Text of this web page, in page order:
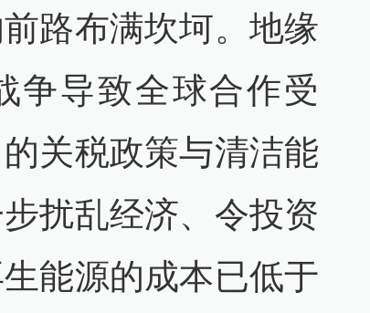
路布满坎坷。地缘
争导致全球合作受
关税政策与清洁能
扰乱经济、令投资
能源的成本已低于